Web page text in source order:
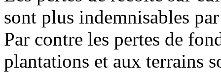
sont plus indemnisables
Par contre les pertes de
plantations et aux terrains